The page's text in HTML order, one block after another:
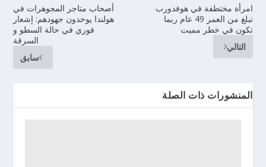
أصحاب متاجر المجوهرات في
هولندا يوحدون جهودهم: إشعار
فوري في حالة السطو و
السرقة
سابق
امرأة مختطفة في هوفدورب
تبلغ من العمر 49 عام ربما
تكون في خطر مميت
التالي
المنشورات ذات الصلة